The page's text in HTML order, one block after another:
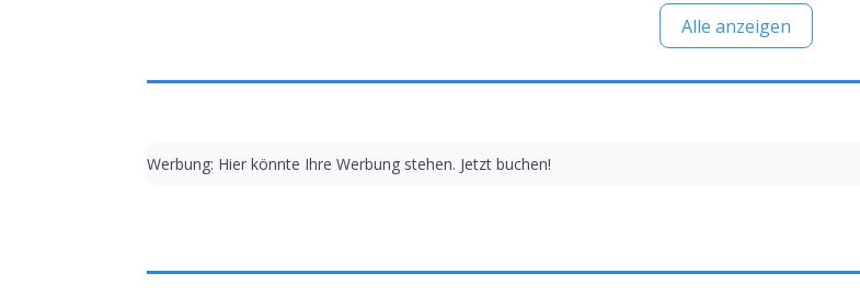
Alle anzeigen
Werbung: Hier könnte Ihre Werbung stehen. Jetzt buchen!